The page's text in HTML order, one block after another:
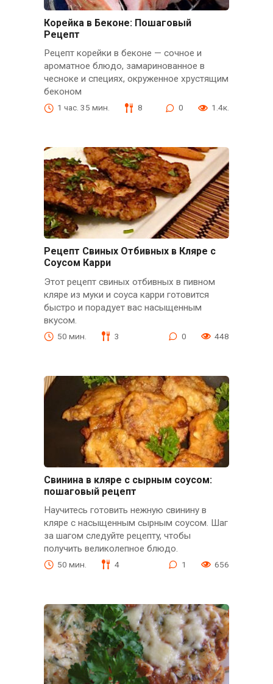
Корейка в Беконе: Пошаговый
Рецепт
Рецепт корейки в беконе — сочное и
ароматное блюдо, замаринованное в
чесноке и специях, окруженное хрустящим
беконом
1 час. 35 мин. 8 0 1.4к.
Рецепт Свиных Отбивных в Кляре с
Соусом Карри
Этот рецепт свиных отбивных в пивном
кляре из муки и соуса карри готовится
быстро и порадует вас насыщенным
вкусом.
50 мин. 3 0 448
Свинина в кляре с сырным соусом:
пошаговый рецепт
Научитесь готовить нежную свинину в
кляре с насыщенным сырным соусом. Шаг
за шагом следуйте рецептy, чтобы
получить великолепное блюдо.
50 мин. 4 1 656